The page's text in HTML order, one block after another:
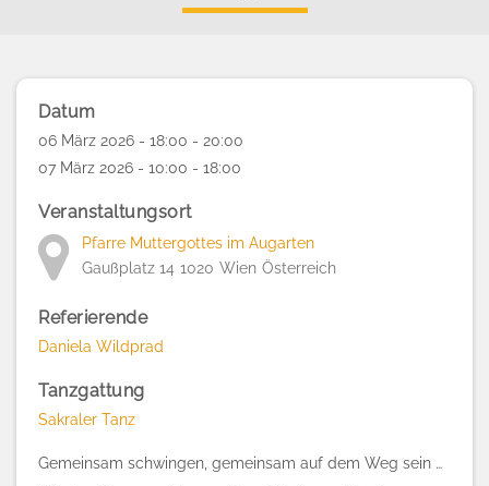
Datum
06 März 2026 - 18:00 - 20:00
07 März 2026 - 10:00 - 18:00
Veranstaltungsort
Pfarre Muttergottes im Augarten
Gaußplatz 14 1020 Wien Österreich
Referierende
Daniela Wildprad
Tanzgattung
Sakraler Tanz
Gemeinsam schwingen, gemeinsam auf dem Weg sein …